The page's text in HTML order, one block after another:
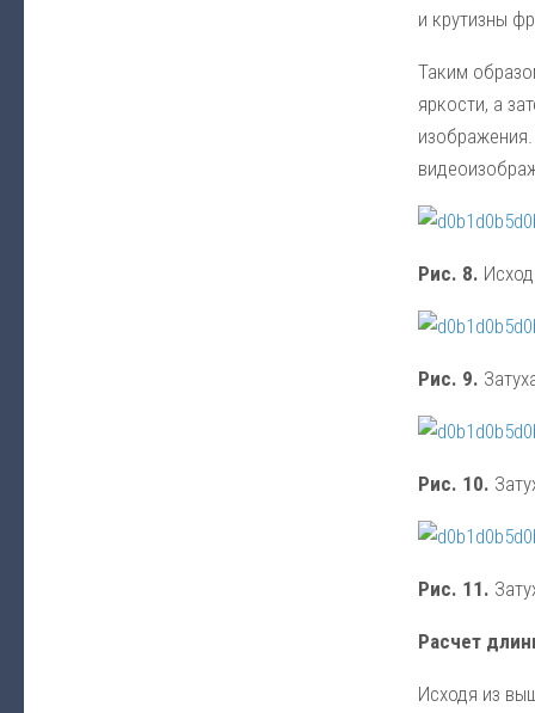
и крутизны
Таким
яркости, а
Рис. 8.
Рис. 9.
Рис. 10.
Рис. 11.
Расчет
Исходя из